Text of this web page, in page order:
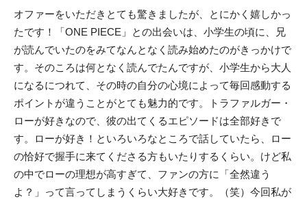
オファーをいただきとても驚きましたが、とにかく嬉しかっ
たです！「ONE PIECE」との出会いは、小学生の頃に、兄
が読んでいたのをみてなんとなく読み始めたのがきっかけで
す。そのころは何となく読んでたんですが、小学生から大人
になるにつれて、その時の自分の心境によって毎回感動する
ポイントが違うことがとても魅力的です。トラファルガー・
ローが好きなので、彼の出てくるエピソードは全部好きで
す。ローが好き！といろいろなところで話していたら、ロー
の恰好で握手に来てくださる方もいたりするくらい。けど私
の中でローの理想が高すぎて、ファンの方に「全然違う
よ？」って言ってしまうくらい大好きです。（笑）今回私が